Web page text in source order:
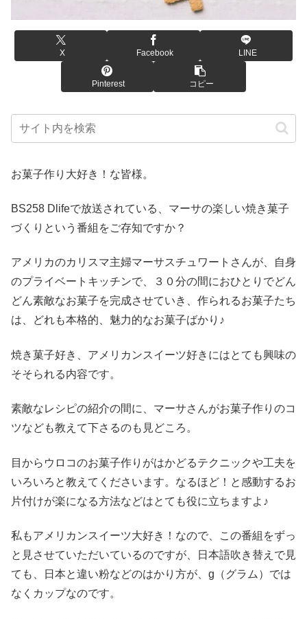
X Facebook LINE
Pinterest コピー
お菓子作り大好き！な皆様。
BS258 Dlifeで放送されている、マーサの楽しい焼き菓子
づくりという番組をご存知ですか？
アメリカのカリスマ主婦マーサスチュワートさんが、自身
のプライベートキッチンで、３０分の間におひとりでどん
どん素敵なお菓子を完成させていき、作られるお菓子たち
は、どれも本格的、魅力的なお菓子ばかり♪
焼き菓子好き、アメリカンスイーツ好きにはとても興味の
そそられる内容です。
素敵なレシピの紹介の間に、マーサさんがお菓子作りのコ
ツなども教えて下さるのも見どころ。
目からウロコのお菓子作りがはかどるテクニックや工夫を
いろいろと教えてくださいます。なるほど！と感動するお
片付けが楽になる方法などはとても役に立ちますよ♪
私もアメリカンスイーツ大好き！なので、この番組をずっ
と見させていただいているのですが、日本語吹き替えで見
ても、日本と違い粉などのはかり方が、g（グラム）では
なくカップなのです。